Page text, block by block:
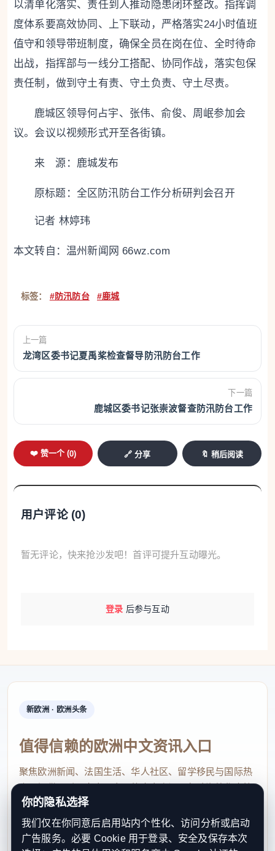
以清单化落实、责任到人推动隐患闭环整改。指挥调
度体系要高效协同、上下联动， 严格落实24小时值班
值守和领导带班制度，确保全员在岗在位、全时待命
出战，指挥部与一线分工搭配、协同作战，落实包保
责任制，做到守土有责、守土负责、守土尽责。
鹿城 区领导何占宇、张伟、俞俊、周岷参加会
议。会议以视频形式开至各街镇。
来 源：鹿城发布
原标题： 全区防汛防台工作分析研判会召开
记者 林婷玮
本文转自： 温州新闻网 66wz.com
标签： #防汛防台 #鹿城
上一篇
龙湾区委书记夏禹桨检查督导防汛防台工作
下一篇
鹿城区委书记张崇波督查防汛防台工作
❤️ 赞一个 (0) 🔗 分享 🔖 稍后阅读
用户评论 (0)
暂无评论，快来抢沙发吧！首评可提升互动曝光。
登录 后参与互动
新欧洲 · 欧洲头条
值得信赖的欧洲中文资讯入口
聚焦欧洲新闻、法国生活、华人社区、留学移民与国际热
点，提供及时、真实、实用的中文资讯，帮助海外华人快
速了解欧洲动态。
contact@xinouzhou.com
服务支持、版权与合作：工作日优先处理站务、投稿与权
你的隐私选择
我们仅在你同意后启用站内个性化、访问分析或启动
广告服务。必要 Cookie 用于登录、安全及保存本次